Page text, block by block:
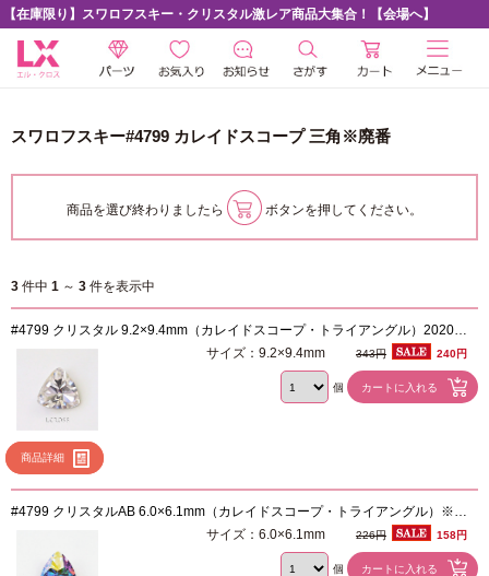
【在庫限り】スワロフスキー・クリスタル激レア商品大集合！【会場へ】
スワロフスキー#4799 カレイドスコープ 三角※廃番
商品を選び終わりましたら ボタンを押してください。
3 件中 1 ～ 3 件を表示中
#4799 クリスタル 9.2×9.4mm（カレイドスコープ・トライアングル）2020春
夏新型
商品詳細
サイズ：9.2×9.4mm 343円 240円
個
#4799 クリスタルAB 6.0×6.1mm（カレイドスコープ・トライアングル）※廃
サイズ：6.0×6.1mm 226円 158円
個